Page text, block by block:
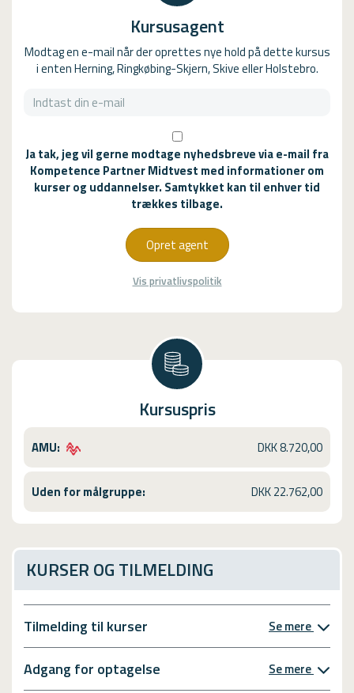
Kursusagent
Modtag en e-mail når der oprettes nye hold på dette kursus
i enten Herning, Ringkøbing-Skjern, Skive eller Holstebro.
Ja tak, jeg vil gerne modtage nyhedsbreve via e-mail fra
Kompetence Partner Midtvest med informationer om
kurser og uddannelser. Samtykket kan til enhver tid
trækkes tilbage.
Opret agent
Vis privatlivspolitik
Kursuspris
AMU: DKK 8.720,00
Uden for målgruppe: DKK 22.762,00
KURSER OG TILMELDING
Tilmelding til kurser Se mere
Adgang for optagelse Se mere